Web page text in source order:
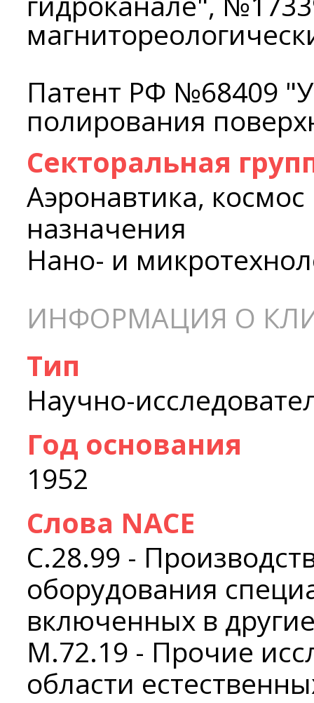
Патент РФ №68409
полирования
Секторальная
Аэронавтика,
назначения
Нано- и
ИНФОРМАЦИЯ О
Тип
Научно-
Год основания
1952
Слова NACE
C.28.99 -
оборудования
включенных в
M.72.19 - Прочие
области